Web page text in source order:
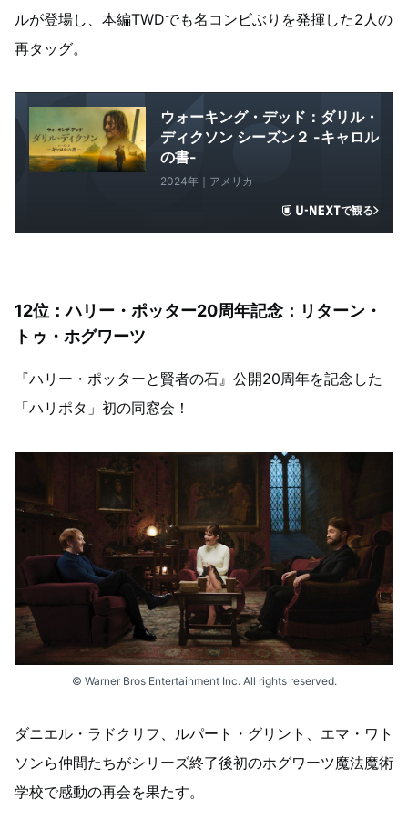
ルが登場し、本編TWDでも名コンビぶりを発揮した2人の
再タッグ。
ウォーキング・デッド：ダリル・
ディクソン シーズン２ -キャロル
の書-
2024年｜アメリカ
で観る
12位：ハリー・ポッター20周年記念：リターン・
トゥ・ホグワーツ
『ハリー・ポッターと賢者の石』公開20周年を記念した
「ハリポタ」初の同窓会！
© Warner Bros Entertainment Inc. All rights reserved.
ダニエル・ラドクリフ、ルパート・グリント、エマ・ワト
ソンら仲間たちがシリーズ終了後初のホグワーツ魔法魔術
学校で感動の再会を果たす。